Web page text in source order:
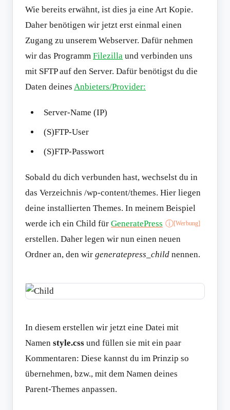
Wie bereits erwähnt, ist dies ja eine Art Kopie.
Daher benötigen wir jetzt erst einmal einen
Zugang zu unserem Webserver. Dafür nehmen
wir das Programm Filezilla und verbinden uns
mit SFTP auf den Server. Dafür benötigst du die
Daten deines Anbieters/Provider:
Server-Name (IP)
(S)FTP-User
(S)FTP-Passwort
Sobald du dich verbunden hast, wechselst du in
das Verzeichnis /wp-content/themes. Hier liegen
deine installierten Themes. In meinem Beispiel
werde ich ein Child für GeneratePress ⓘ[Werbung]
erstellen. Daher legen wir nun einen neuen
Ordner an, den wir generatepress_child nennen.
In diesem erstellen wir jetzt eine Datei mit
Namen style.css und füllen sie mit ein paar
Kommentaren: Diese kannst du im Prinzip so
übernehmen, bzw., mit dem Namen deines
Parent-Themes anpassen.